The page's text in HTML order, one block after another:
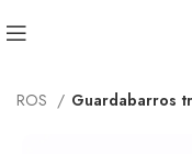
Guardabarros